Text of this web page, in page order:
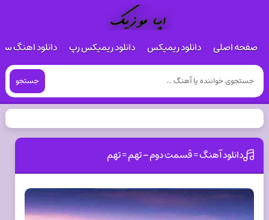
صفحه اصلی دانلود ریمیکس دانلود ریمیکس رپ دانلود اهنگ
جستجو
دانلود آهنگ = قسمت دوم – تهم = تهم